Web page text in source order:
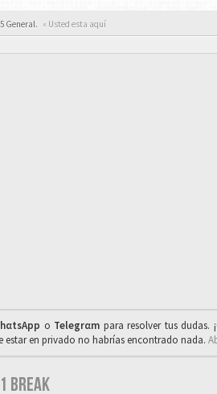
General. « Usted esta aquí
o Telegrαm para resolver tus dudas.
estar en privado no habrías encontrado nada.
BREAK